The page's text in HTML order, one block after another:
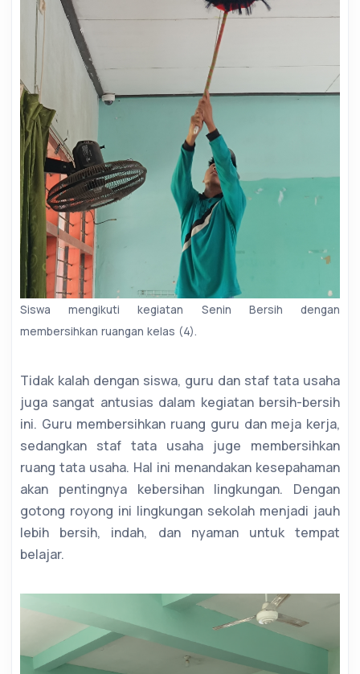
Siswa mengikuti kegiatan Senin Bersih dengan
membersihkan ruangan kelas (4).
Tidak kalah dengan siswa, guru dan staf tata usaha
juga sangat antusias dalam kegiatan bersih-bersih
ini. Guru membersihkan ruang guru dan meja kerja,
sedangkan staf tata usaha juge membersihkan
ruang tata usaha. Hal ini menandakan kesepahaman
akan pentingnya kebersihan lingkungan. Dengan
gotong royong ini lingkungan sekolah menjadi jauh
lebih bersih, indah, dan nyaman untuk tempat
belajar.